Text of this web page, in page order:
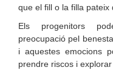
que el fill o la filla pateix
Els progenitors
preocupació pel
i aquestes emocions
prendre riscos i